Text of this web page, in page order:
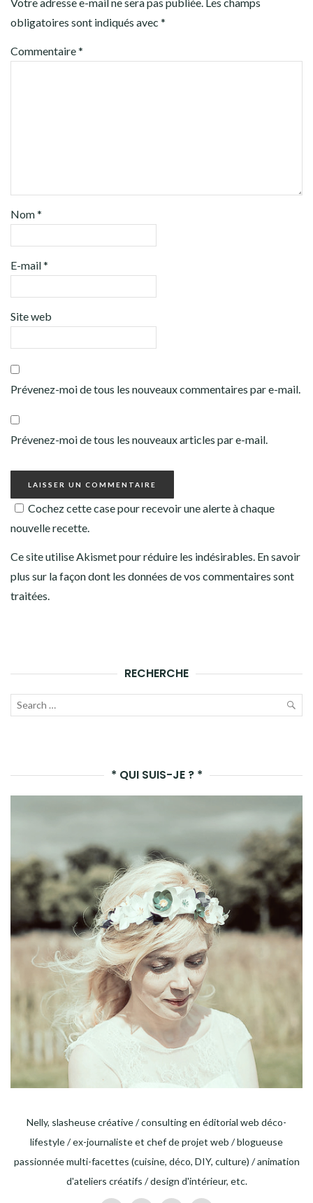
Votre adresse e-mail ne sera pas publiée. Les champs
obligatoires sont indiqués avec *
Commentaire*
Nom*
E-mail*
Site web
Prévenez-moi de tous les nouveaux commentaires par e-mail.
Prévenez-moi de tous les nouveaux articles par e-mail.
Cochez cette case pour recevoir une alerte à chaque
nouvelle recette.
Ce site utilise Akismet pour réduire les indésirables. En savoir
plus sur la façon dont les données de vos commentaires sont
traitées.
RECHERCHE
Recherche
* QUI SUIS-JE ? *
Nelly, slasheuse créative / consulting en éditorial web déco-
lifestyle / ex-journaliste et chef de projet web / blogueuse
passionnée multi-facettes (cuisine, déco, DIY, culture) / animation
d'ateliers créatifs / design d'intérieur, etc.